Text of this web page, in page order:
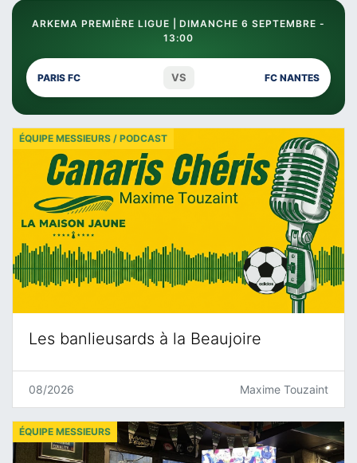
ARKEMA PREMIÈRE LIGUE | DIMANCHE 6 SEPTEMBRE -
13:00
PARIS FC VS FC NANTES
Les banlieusards à la Beaujoire
ÉQUIPE MESSIEURS / PODCAST
08/2026 Maxime Touzaint
ÉQUIPE MESSIEURS